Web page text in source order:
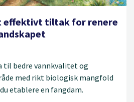
effektivt tiltak for renere
til bedre vannkvalitet og
med rikt biologisk mangfold
etablere en fangdam.